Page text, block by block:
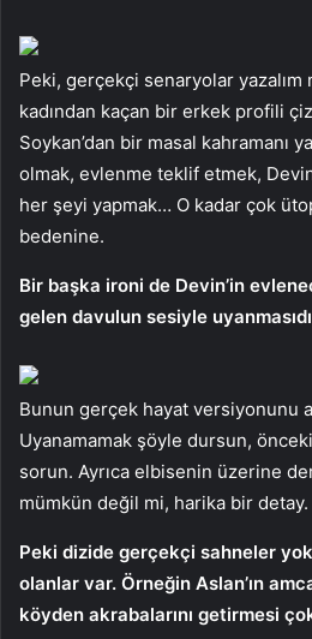
Peki, gerçekçi senaryolar yazalım
kadından kaçan bir erkek profili
Soykan’dan bir masal kahramanı
olmak, evlenme teklif etmek,
her şeyi yapmak… O kadar çok
bedenine.
Bir başka ironi de Devin’in
gelen davulun sesiyle
Bunun gerçek hayat versiyonunu
Uyanamamak şöyle dursun,
sorun. Ayrıca elbisenin üzerine
mümkün değil mi, harika bir detay.
Peki dizide gerçekçi sahneler
olanlar var. Örneğin Aslan’ın
köyden akrabalarını getirmesi